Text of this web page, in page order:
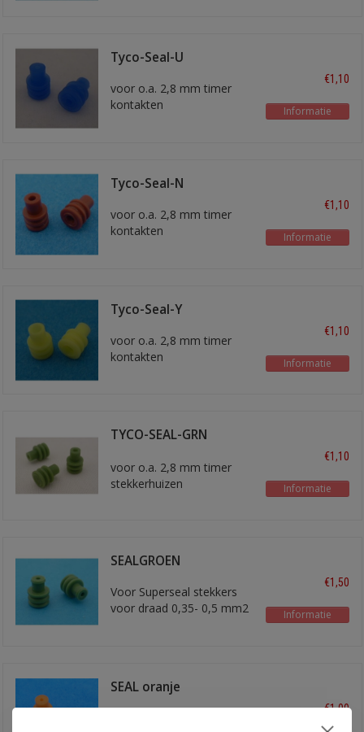
Tyco-Seal-U
voor o.a. 2,8 mm timer
kontakten
€1,10
Informatie
Tyco-Seal-N
voor o.a. 2,8 mm timer
kontakten
€1,10
Informatie
Tyco-Seal-Y
voor o.a. 2,8 mm timer
kontakten
€1,10
Informatie
TYCO-SEAL-GRN
voor o.a. 2,8 mm timer
stekkerhuizen
€1,10
Informatie
SEALGROEN
Voor Superseal stekkers
voor draad 0,35- 0,5 mm2
€1,50
Informatie
SEAL oranje
€1,00